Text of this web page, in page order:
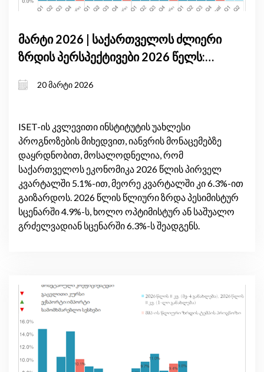
მარტი 2026 | საქართველოს ძლიერი
ზრდის პერსპექტივები 2026 წელს:
გაუმჯობესებული სავაჭრო ბალანსი
20 მარტი 2026
ISET-ის კვლევითი ინსტიტუტის უახლესი
პროგნოზების მიხედვით, იანვრის მონაცემებზე
დაყრდნობით, მოსალოდნელია, რომ
საქართველოს ეკონომიკა 2026 წლის პირველ
კვარტალში 5.1%-ით, მეორე კვარტალში კი 6.3%-ით
გაიზარდოს. 2026 წლის წლიური ზრდა პესიმისტურ
სცენარში 4.9%-ს, ხოლო ოპტიმისტურ ან საშუალო
გრძელვადიან სცენარში 6.3%-ს შეადგენს.